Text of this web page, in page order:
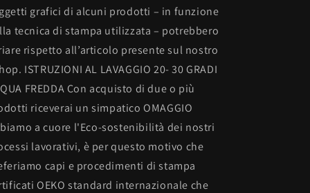
grafici di alcuni prodotti – in funzione
tecnica di stampa utilizzata – potrebbero
rispetto all’articolo presente sul nostro
ISTRUZIONI AL LAVAGGIO 20- 30 GRADI
FREDDA Con acquisto di due o più
riceverai un simpatico OMAGGIO
a cuore l'Eco-sostenibilità dei nostri
lavorativi, è per questo motivo che
capi e procedimenti di stampa
OEKO standard internazionale che